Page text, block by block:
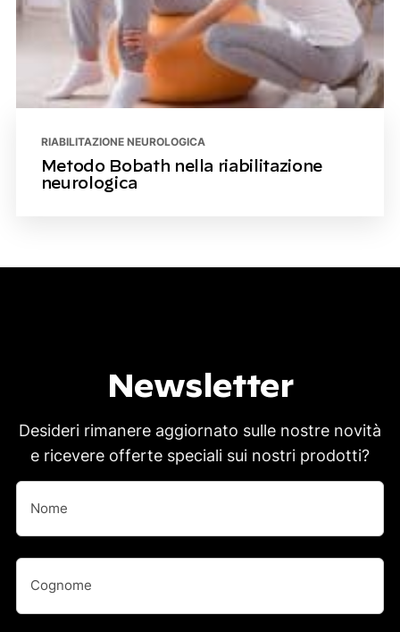
RIABILITAZIONE NEUROLOGICA
Metodo Bobath nella riabilitazione
neurologica
Newsletter
Desideri rimanere aggiornato sulle nostre novità
e ricevere offerte speciali sui nostri prodotti?
Nome
Nome